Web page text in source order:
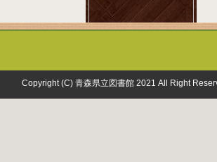
Copyright (C) 青森県立図書館 2021 All Right